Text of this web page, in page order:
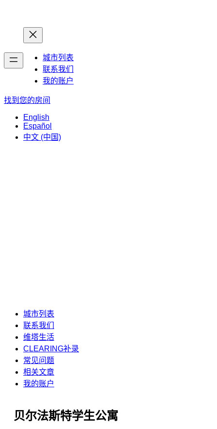
城市列表
联系我们
我的账户
找到您的房间
English
Español
中文 (中国)
城市列表
联系我们
维塔生活
CLEARING补录
常见问题
相关文章
我的账户
贝尔法斯特学生公寓